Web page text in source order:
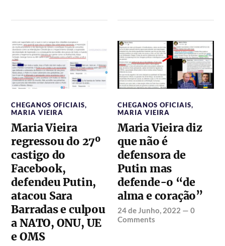
CHEGANOS OFICIAIS,
MARIA VIEIRA
Maria Vieira
regressou do 27º
castigo do
Facebook,
defendeu Putin,
atacou Sara
Barradas e culpou
a NATO, ONU, UE
e OMS
CHEGANOS OFICIAIS,
MARIA VIEIRA
Maria Vieira diz
que não é
defensora de
Putin mas
defende-o “de
alma e coração”
24 de Junho, 2022 —0
Comments